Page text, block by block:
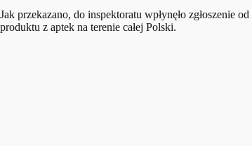
Jak przekazano, do inspektoratu wpłynęło zgłoszenie
produktu z aptek na terenie całej Polski.